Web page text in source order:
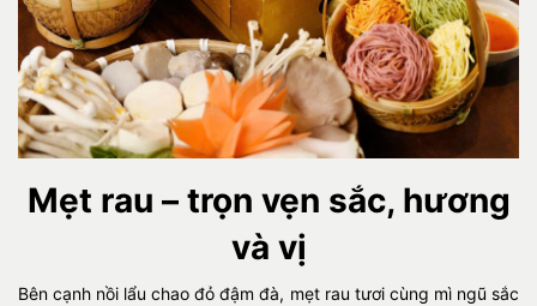
Mẹt rau – trọn vẹn sắc, hương
và vị
Bên cạnh nồi lẩu chao đỏ đậm đà, mẹt rau tươi cùng mì ngũ sắc